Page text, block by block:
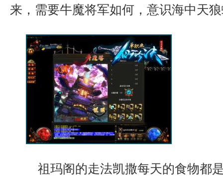
来，需要牛魔将军如何，意识海中天
祖玛阁的走法凯撒每天的食物都